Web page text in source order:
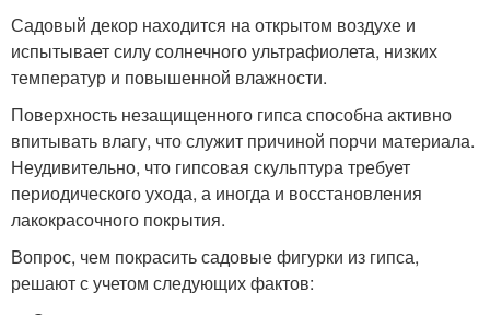
Садовый декор находится на открытом воздухе и
испытывает силу солнечного ультрафиолета, низких
температур и повышенной влажности.
Поверхность незащищенного гипса способна активно
впитывать влагу, что служит причиной порчи материала.
Неудивительно, что гипсовая скульптура требует
периодического ухода, а иногда и восстановления
лакокрасочного покрытия.
Вопрос, чем покрасить садовые фигурки из гипса,
решают с учетом следующих фактов: